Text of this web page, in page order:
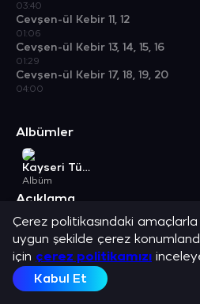
03:40
Cevşen-ül Kebir 11, 12
01:06
Cevşen-ül Kebir 13, 14, 15, 16
01:29
Cevşen-ül Kebir 17, 18, 19, 20
04:00
Albümler
Kayseri Türküleri
Albüm
Açıklama
Çerez politikasındaki amaçlarla
uygun şekilde çerez
için çerez politikamızı
Kabul Et